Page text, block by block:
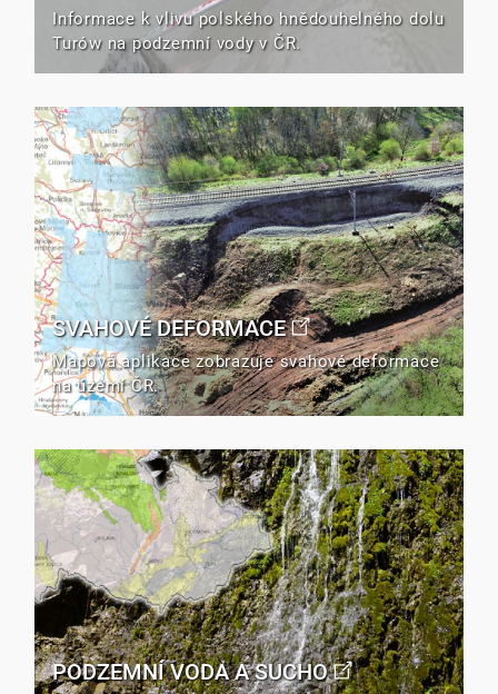
Informace k vlivu polského hnědouhelného dolu
Turów na podzemní vody v ČR.
SVAHOVÉ DEFORMACE
Mapová aplikace zobrazuje svahové deformace
na území ČR.
PODZEMNÍ VODA A SUCHO